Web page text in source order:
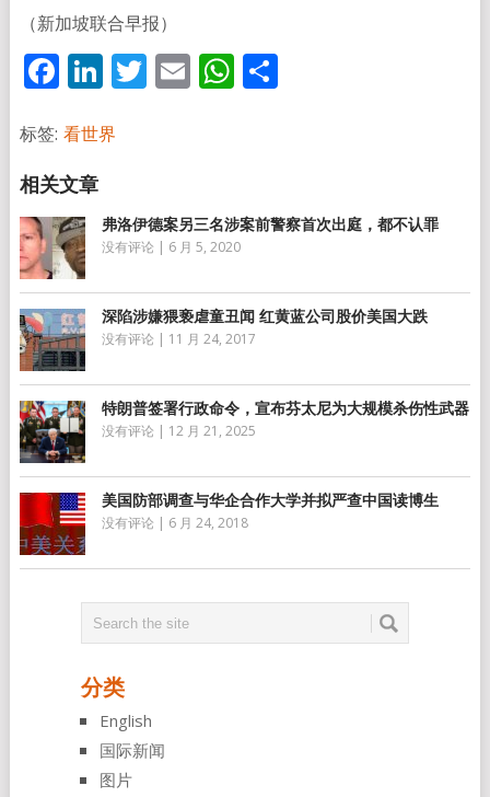
（新加坡联合早报）
Facebook
LinkedIn
Twitter
EmailWhatsApp
分
标签: 看世界
弗洛伊德案另三名涉案前警察首次出庭，都不认罪
没有评论 | 6 月 5, 2020
深陷涉嫌猥亵虐童丑闻 红黄蓝公司股价美国大跌
没有评论 | 11 月 24, 2017
特朗普签署行政命令，宣布芬太尼为大规模杀伤性武器
没有评论 | 12 月 21, 2025
美国防部调查与华企合作大学并拟严查中国读博生
没有评论 | 6 月 24, 2018
分类
English
国际新闻
图片